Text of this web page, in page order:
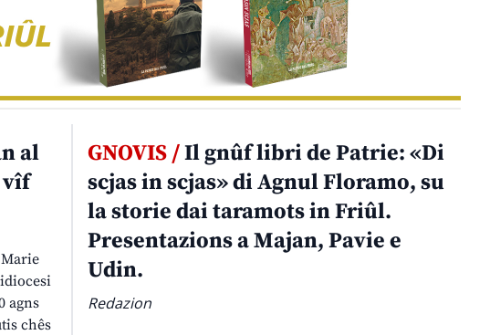
al
vîf
agns
chês
GNOVIS /Il gnûf libri de Patrie: «Di
scjas in scjas» di Agnul Floramo, su
la storie dai taramots in Friûl.
Presentazions a Majan, Pavie e
Udin.
Redazion